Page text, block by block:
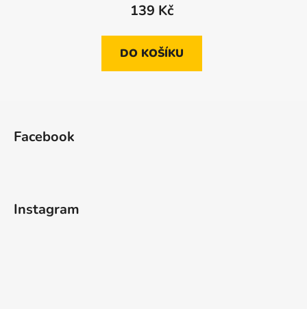
139 Kč
DO KOŠÍKU
Facebook
Instagram